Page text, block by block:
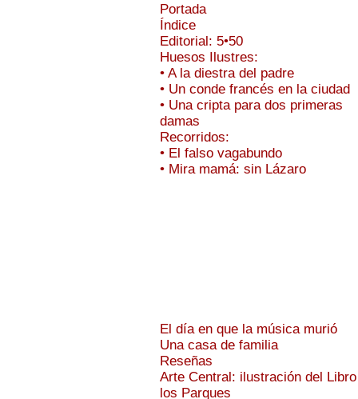
Portada
Índice
Editorial: 5•50
Huesos Ilustres:
• A la diestra del padre
• Un conde francés en la ciudad
• Una cripta para dos primeras
damas
Recorridos:
• El falso vagabundo
• Mira mamá: sin Lázaro
El día en que la música murió
Una casa de familia
Reseñas
Arte Central: ilustración del
los Parques